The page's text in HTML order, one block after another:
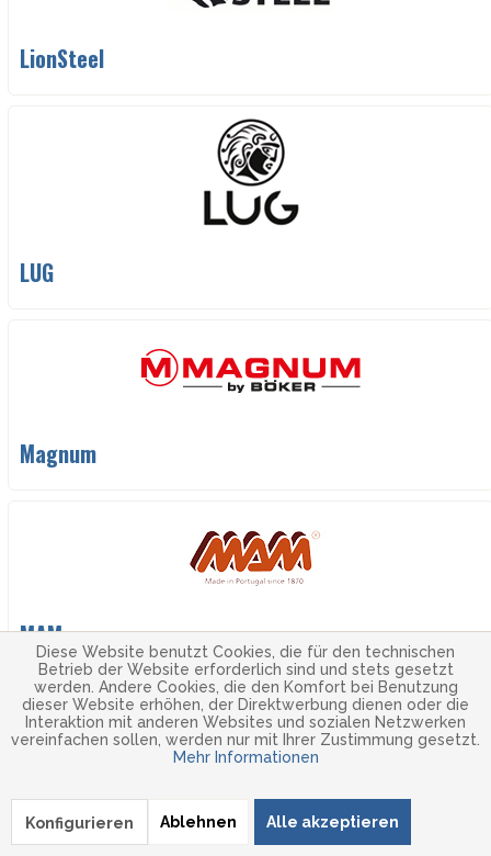
LionSteel
LUG
Magnum
MAM
Marttiini
Diese Website benutzt Cookies, die für den technischen
Betrieb der Website erforderlich sind und stets gesetzt
werden. Andere Cookies, die den Komfort bei Benutzung
dieser Website erhöhen, der Direktwerbung dienen oder die
Interaktion mit anderen Websites und sozialen Netzwerken
vereinfachen sollen, werden nur mit Ihrer Zustimmung gesetzt.
Mehr Informationen
Ablehnen Alle akzeptieren
Konfigurieren